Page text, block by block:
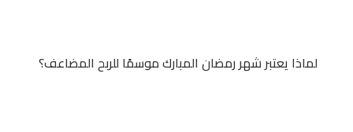
لماذا يعتبر شهر رمضان المبارك موسمًا للربح المضاعف؟